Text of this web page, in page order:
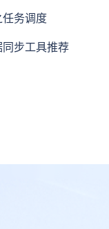
任务调度
步工具推荐